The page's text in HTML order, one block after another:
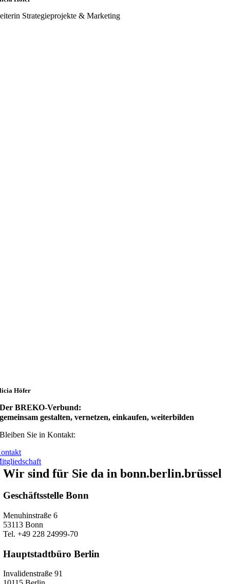
Strategieprojekte & Marketing
Höfer
Der BREKO-Verbund:
gemeinsam gestalten, vernetzen, einkaufen, weiterbilden
Bleiben Sie in Kontakt:
Wir sind für Sie da in bonn.berlin.brüssel
Geschäftsstelle Bonn
Menuhinstraße 6
53113 Bonn
Tel. +49 228 24999-70
Hauptstadtbüro Berlin
Invalidenstraße 91